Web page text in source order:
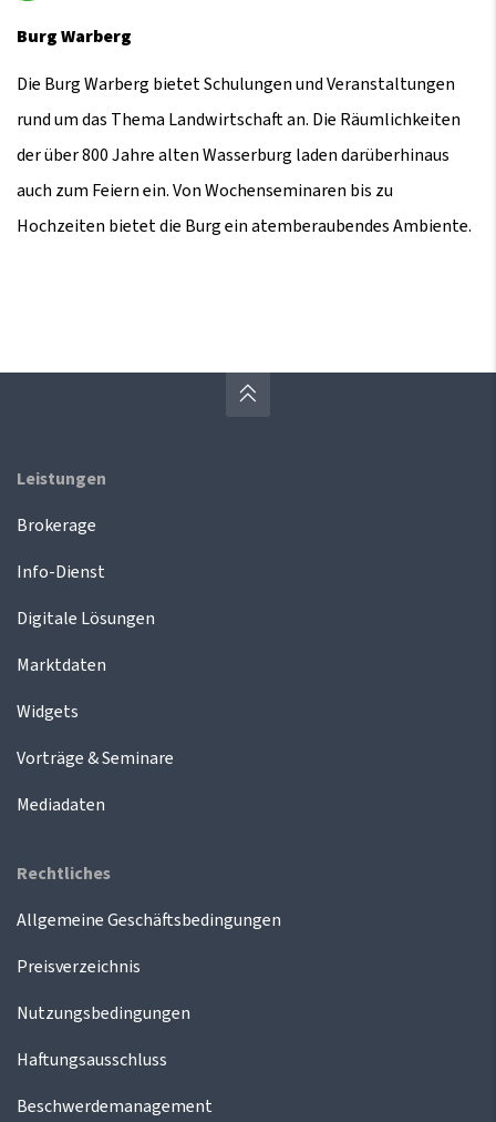
Burg Warberg
Die Burg Warberg bietet Schulungen und Veranstaltungen
rund um das Thema Landwirtschaft an. Die Räumlichkeiten
der über 800 Jahre alten Wasserburg laden darüberhinaus
auch zum Feiern ein. Von Wochenseminaren bis zu
Hochzeiten bietet die Burg ein atemberaubendes Ambiente.
Leistungen
Brokerage
Info-Dienst
Digitale Lösungen
Marktdaten
Widgets
Vorträge & Seminare
Mediadaten
Rechtliches
Allgemeine Geschäftsbedingungen
Preisverzeichnis
Nutzungsbedingungen
Haftungsausschluss
Beschwerdemanagement